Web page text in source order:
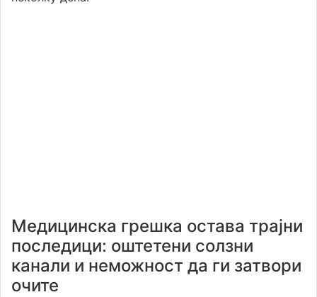
Медицинска грешка остава трајни
последици: оштетени солзни
канали и неможност да ги затвори
очите